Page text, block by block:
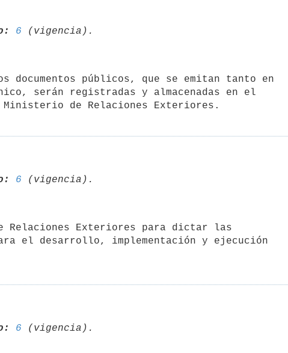
6
serán registradas y almacenadas en el
6
el desarrollo, implementación y ejecución
6